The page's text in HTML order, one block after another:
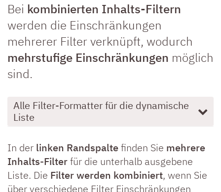
Bei kombinierten Inhalts-Filtern
werden die Einschränkungen
mehrerer Filter verknüpft, wodurch
mehrstufige Einschränkungen möglich
sind.
Alle Filter-Formatter für die dynamische
Liste
In der linken Randspaltefinden Sie mehrere
Inhalts-Filterfür die unterhalb ausgebene
Liste. Die Filter werden kombiniert, wenn Sie
über verschiedene Filter Einschränkungen